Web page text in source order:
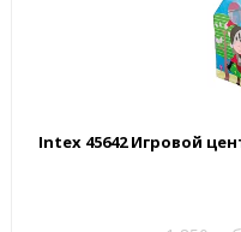
Intex 45642 Игровой